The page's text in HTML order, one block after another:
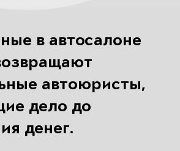
«карты помощи на
независимые гарантии и
цены в автосалоне: когда
выгода оборачивается
в автосалоне
автоюристы,
дело до
денег.